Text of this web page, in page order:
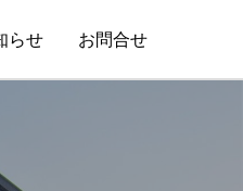
らせ お問合せ